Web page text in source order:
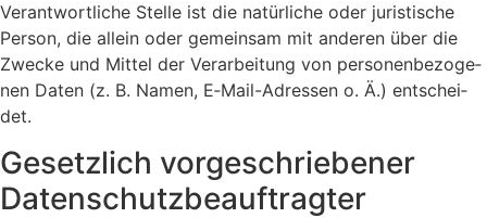
Ver­ant­wort­li­che Stel­le ist die natür­li­che oder juris­ti­sche
Per­son, die allein oder gemein­sam mit ande­ren über die
Zwe­cke und Mit­tel der Ver­ar­bei­tung von per­so­nen­be­zo­ge­
nen Daten (z. B. Namen, E‑Mail-Adres­sen o. Ä.) ent­schei­
det.
Gesetz­lich vor­ge­schrie­be­ner
Daten­schutz­be­auf­trag­ter